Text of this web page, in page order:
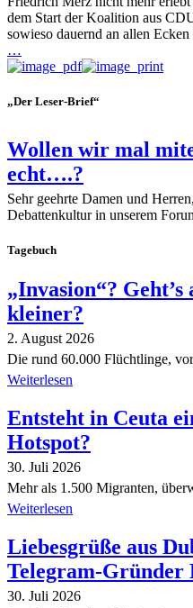
dem Start der Koalition aus
sowieso dauernd an allen
…
„Der Leser-Brief“
Wollen wir mal
echt….?
Sehr geehrte Damen und
Debattenkultur in unserem
Tagebuch
„Invasion“?
kleiner?
2. August 2026
Die rund 60.000 Flüchtlinge,
Weiterlesen
Entsteht in Ceuta
Hotspot?
30. Juli 2026
Mehr als 1.500 Migranten,
Weiterlesen
Liebesgrüße aus
Telegram-Gründer
30. Juli 2026